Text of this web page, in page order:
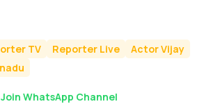
TV Reporter Live
Actor Vijay
Join WhatsApp Channel